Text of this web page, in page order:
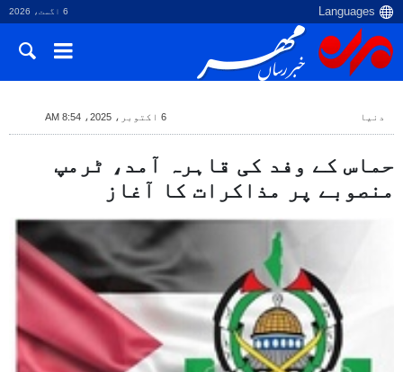
6 اگست، 2026
دنیا 6 اکتوبر، 2025، 8:54 AM
حماس کے وفد کی قاہرہ آمد، ٹرمپ
منصوبے پر مذاکرات کا آغاز